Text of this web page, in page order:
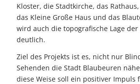
Kloster, die Stadtkirche, das
das Kleine Große Haus und das
wird auch die topografische Lage
deutlich.
Ziel des Projekts ist es, nicht nur
Sehenden die Stadt Blaubeuren
diese Weise soll ein positiver Impuls